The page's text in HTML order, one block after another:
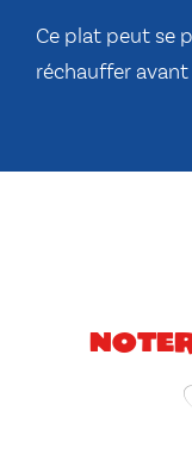
Ce plat peut se
réchauffer